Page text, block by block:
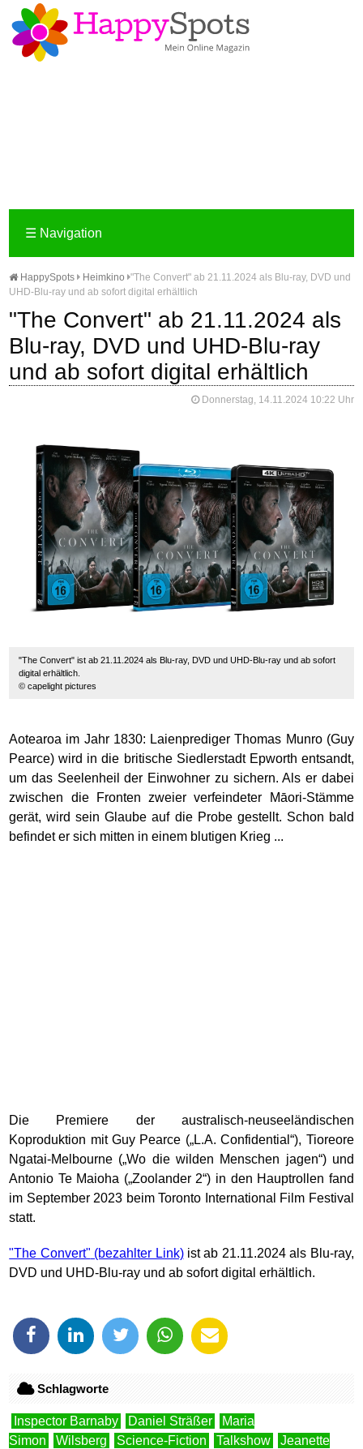
☰ Navigation
HappySpots Heimkino "The Convert" ab 21.11.2024 als Blu-ray, DVD und
UHD-Blu-ray und ab sofort digital erhältlich
"The Convert" ab 21.11.2024 als
Blu-ray, DVD und UHD-Blu-ray
und ab sofort digital erhältlich
Donnerstag, 14.11.2024 10:22 Uhr
"The Convert" ist ab 21.11.2024 als Blu-ray, DVD und UHD-Blu-ray und ab sofort
digital erhältlich.
© capelight pictures
Aotearoa im Jahr 1830: Laienprediger Thomas Munro (Guy
Pearce) wird in die britische Siedlerstadt Epworth entsandt,
um das Seelenheil der Einwohner zu sichern. Als er dabei
zwischen die Fronten zweier verfeindeter Māori-Stämme
gerät, wird sein Glaube auf die Probe gestellt. Schon bald
befindet er sich mitten in einem blutigen Krieg ...
Die Premiere der australisch-neuseeländischen
Koproduktion mit Guy Pearce („L.A. Confidential“), Tioreore
Ngatai-Melbourne („Wo die wilden Menschen jagen“) und
Antonio Te Maioha („Zoolander 2“) in den Hauptrollen fand
im September 2023 beim Toronto International Film Festival
statt.
"The Convert"
ist ab 21.11.2024 als Blu-ray,
DVD und UHD-Blu-ray und ab sofort digital erhältlich.
Schlagworte
Inspector Barnaby Daniel Sträßer
Maria
Simon
Wilsberg Science-Fiction Talkshow
Jeanette